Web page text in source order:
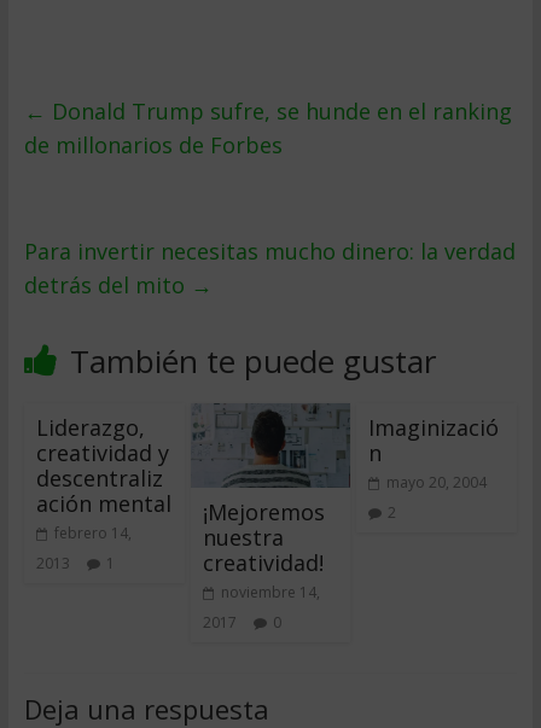
← Donald Trump sufre, se hunde en el ranking
de millonarios de Forbes
Para invertir necesitas mucho dinero: la verdad
detrás del mito →
También te puede gustar
Liderazgo,
creatividad y
descentraliz
ación mental
febrero 14,
2013
1
¡Mejoremos
nuestra
creatividad!
noviembre 14,
2017
0
Imaginizació
n
mayo 20, 2004
2
Deja una respuesta